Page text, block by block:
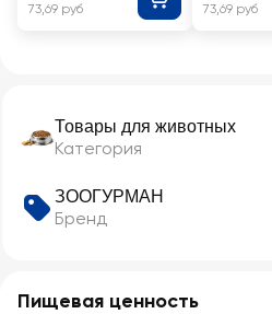
Товары для животных
Категория
ЗООГУРМАН
Бренд
Пищевая ценность
73,69 руб 73,69 руб